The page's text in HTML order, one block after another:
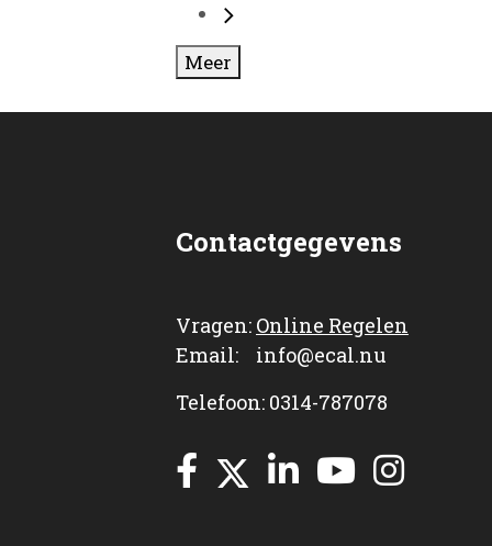
Meer
Contactgegevens
Vragen: Online Regelen
Email: info@ecal.nu
Telefoon: 0314-787078